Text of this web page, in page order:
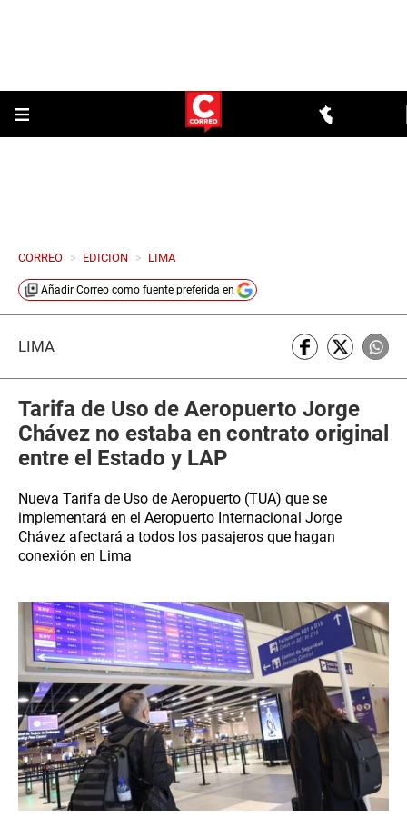
CORREO > EDICION > LIMA
Añadir Correo como fuente preferida en
LIMA
Tarifa de Uso de Aeropuerto Jorge
Chávez no estaba en contrato original
entre el Estado y LAP
Nueva Tarifa de Uso de Aeropuerto (TUA) que se
implementará en el Aeropuerto Internacional Jorge
Chávez afectará a todos los pasajeros que hagan
conexión en Lima